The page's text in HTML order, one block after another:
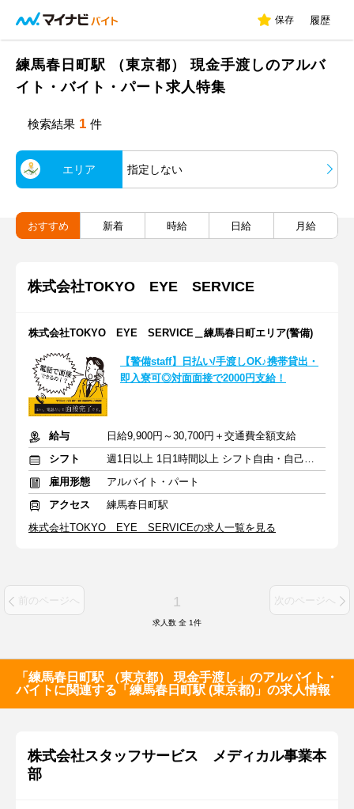
保存 履歴
練馬春日町駅 （東京都） 現金手渡しのアルバ
イト・バイト・パート求人特集
検索結果 1 件
エリア 指定しない
おすすめ 新着 時給 日給 月給
株式会社TOKYO EYE SERVICE
株式会社TOKYO EYE SERVICE＿練馬春日町エリア(警備)
【警備staff】日払い/手渡しOK♪携帯貸出・
即入寮可◎対面面接で2000円支給！
給与
日給9,900円～30,700円＋交通費全額支給
シフト
週1日以上 1日1時間以上 シフト自由・自己申告
雇用形態
アルバイト・パート
アクセス
練馬春日町駅
株式会社TOKYO EYE SERVICEの求人一覧を見る
前のページへ 1 次のページへ
求人数 全 1件
「練馬春日町駅 （東京都） 現金手渡し」のアルバイト・
バイトに関連する「練馬春日町駅 (東京都)」の求人情報
株式会社スタッフサービス メディカル事業本
部